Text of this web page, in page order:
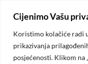
Cijenimo Vašu
Koristimo kolačiće radi
prikazivanja
posjećenosti. Klikom na
content